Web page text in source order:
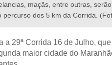
maçãs, entre outras,
percurso dos 5 km da Corrida.
a 29ª Corrida 16 de Julho,
maior cidade do